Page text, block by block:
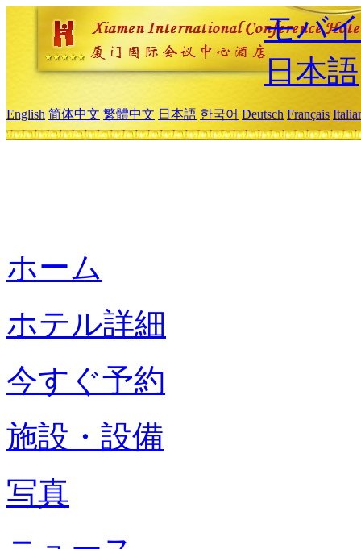
モバ
日本語
English 简体中文 繁體中文 日本語 한국어 Deutsch Français
ホーム
ホテル詳細
今すぐ予約
施設・設備
写真